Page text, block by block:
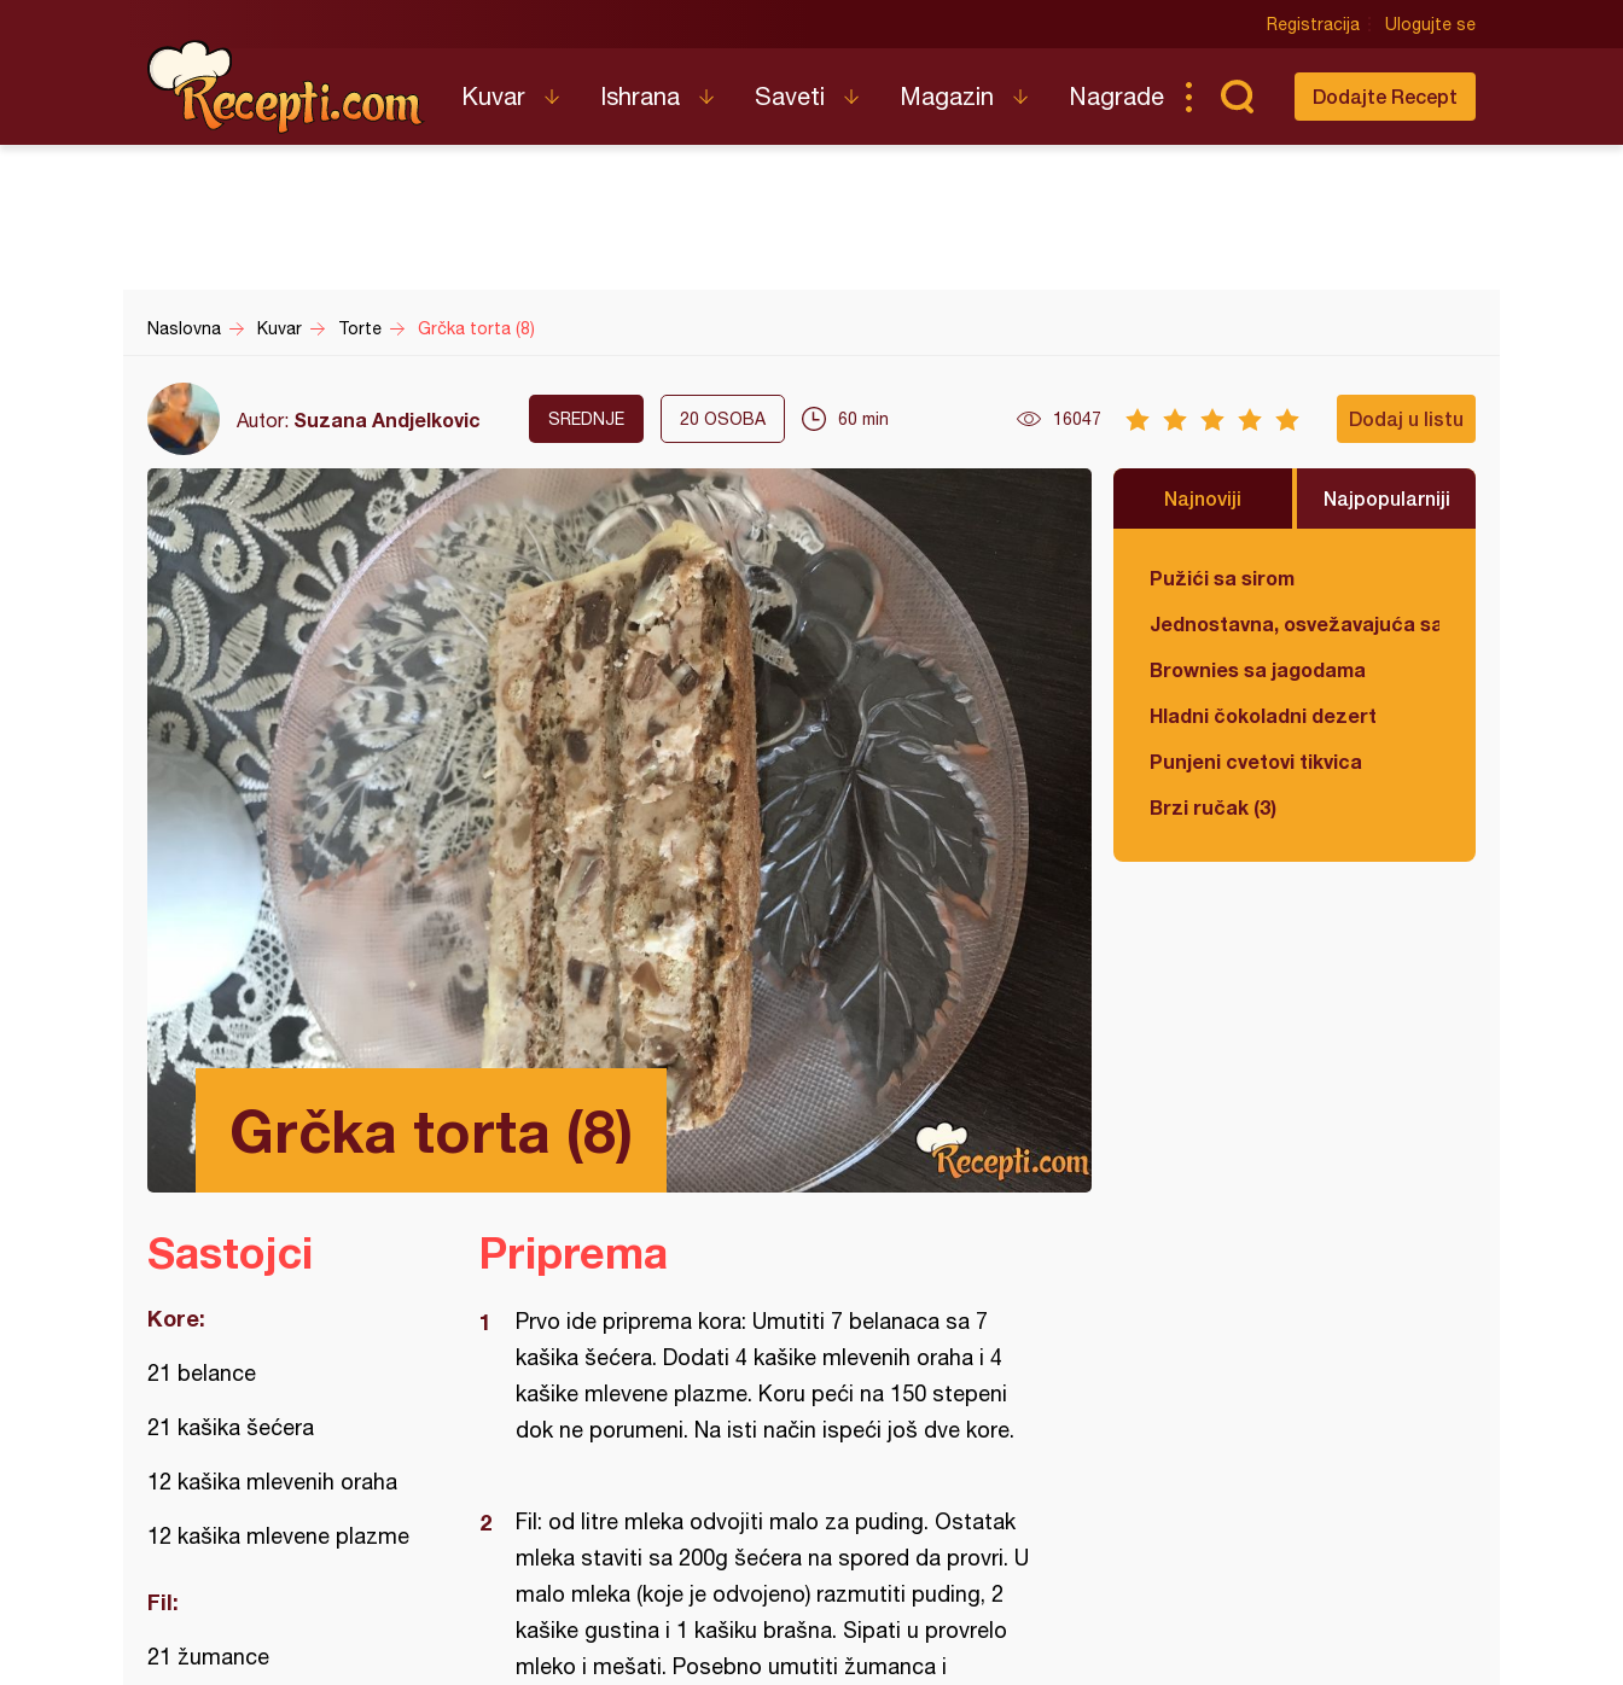
Registracija Ulogujte se
Kuvar Ishrana Saveti Magazin Nagrade Dodajte Recept
Naslovna Kuvar Torte Grčka torta (8)
Autor: Suzana Andjelkovic SREDNJE 20 OSOBA 60 min 16047 Dodaj u listu
Grčka torta (8)
Najnoviji Najpopularniji
Pužići sa sirom
Jednostavna, osvežavajuća salata
Brownies sa jagodama
Hladni čokoladni dezert
Punjeni cvetovi tikvica
Brzi ručak (3)
Sastojci
Kore:
21 belance
21 kašika šećera
12 kašika mlevenih oraha
12 kašika mlevene plazme
Fil:
21 žumance
Priprema
Prvo ide priprema kora: Umutiti 7 belanaca sa 7
kašika šećera. Dodati 4 kašike mlevenih oraha i 4
kašike mlevene plazme. Koru peći na 150 stepeni
dok ne porumeni. Na isti način ispeći još dve kore.
Fil: od litre mleka odvojiti malo za puding. Ostatak
mleka staviti sa 200g šećera na spored da provri. U
malo mleka (koje je odvojeno) razmutiti puding, 2
kašike gustina i 1 kašiku brašna. Sipati u provrelo
mleko i mešati. Posebno umutiti žumanca i